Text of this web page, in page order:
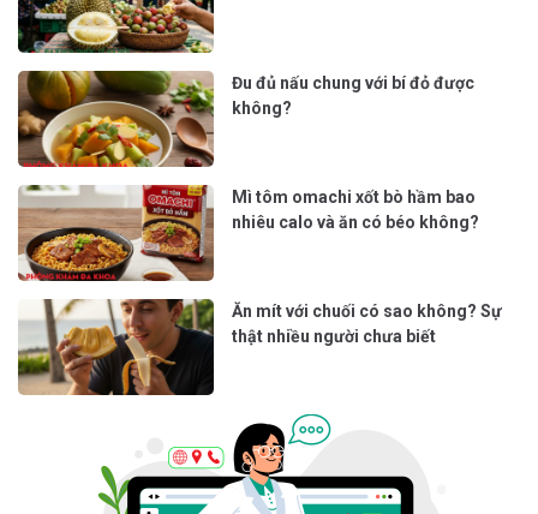
Đu đủ nấu chung với bí đỏ được
không?
Mì tôm omachi xốt bò hầm bao
nhiêu calo và ăn có béo không?
Ăn mít với chuối có sao không? Sự
thật nhiều người chưa biết